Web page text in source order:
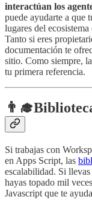
interactúan los
puede ayudarte a que
lugares del
Tanto si eres
documentación te
sitio. Como siempre,
tu primera referencia.
👨‍🎓
Si trabajas con
en Apps Script, las
escalabilidad. Si
hayas topado mil
Javascript que te